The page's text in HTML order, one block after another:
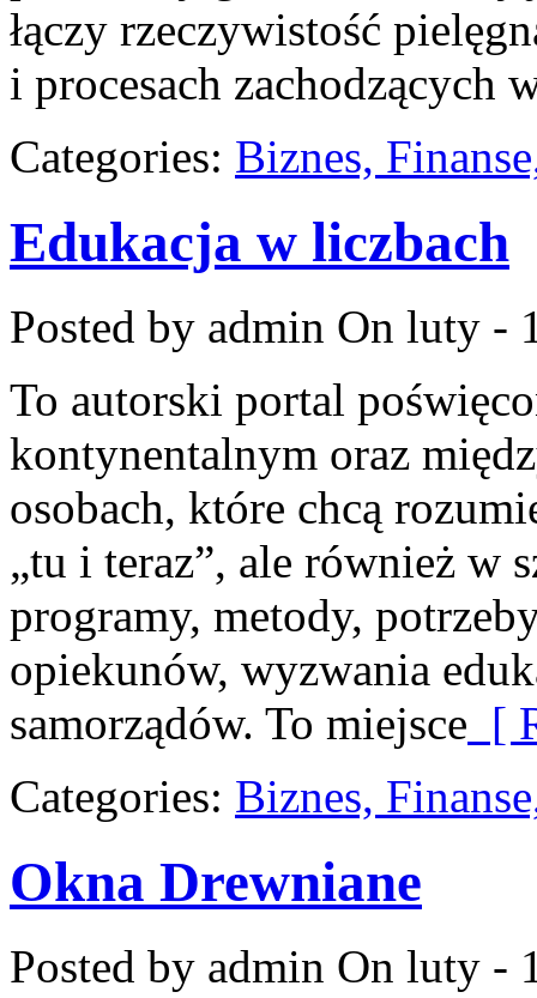
łączy rzeczywistość
i procesach zachodzących
Categories: Biznes,
Edukacja w liczbach
Posted by admin On luty -
To autorski portal
kontynentalnym oraz
osobach, które chcą
„tu i teraz”, ale również w
programy, metody,
opiekunów, wyzwania
samorządów. To miejsce [
Categories: Biznes,
Okna Drewniane
Posted by admin On luty -